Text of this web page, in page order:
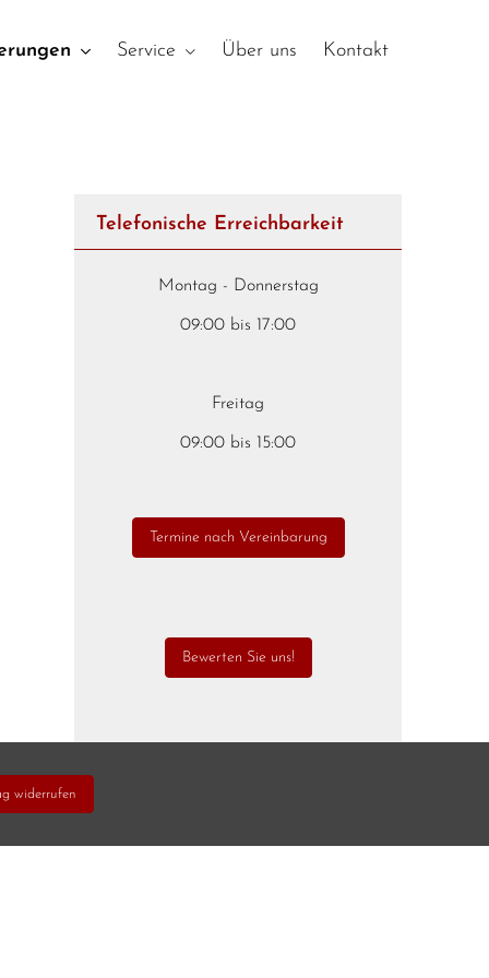
Service Über uns Kontakt
Telefonische Erreichbarkeit
Montag - Donnerstag
09:00 bis 17:00
Freitag
09:00 bis 15:00
Termine nach Vereinbarung
Bewerten Sie uns!
widerrufen